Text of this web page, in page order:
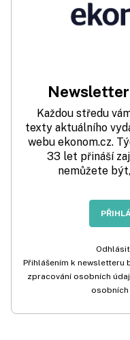
Newsletter
Každou středu
texty aktuálního
webu ekonom.cz.
33 let přináší
nemůžete
Přihlášením k newsletteru
zpracování osobních